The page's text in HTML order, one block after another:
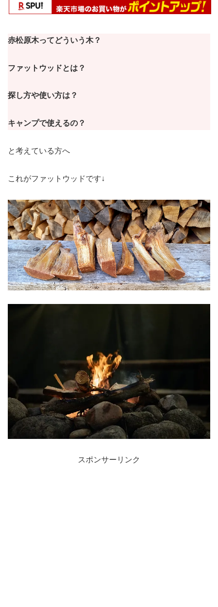
赤松原木ってどういう木？
ファットウッドとは？
探し方や使い方は？
キャンプで使えるの？
と考えている方へ
これがファットウッドです↓
スポンサーリンク